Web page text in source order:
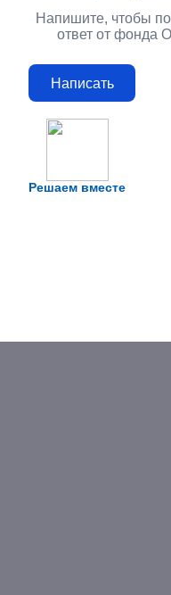
Решаем вместе
Напишите, чтобы
ответ от фонда
Написать